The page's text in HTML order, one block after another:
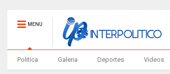
MENU
Politica Galeria Deportes Videos